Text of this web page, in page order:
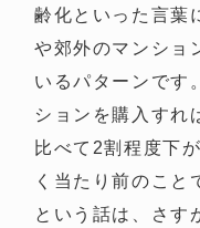
齢化といった言葉
や郊外のマンショ
いるパターンです
ションを購入すれ
比べて2割程度下
く当たり前のこと
という話は、さす